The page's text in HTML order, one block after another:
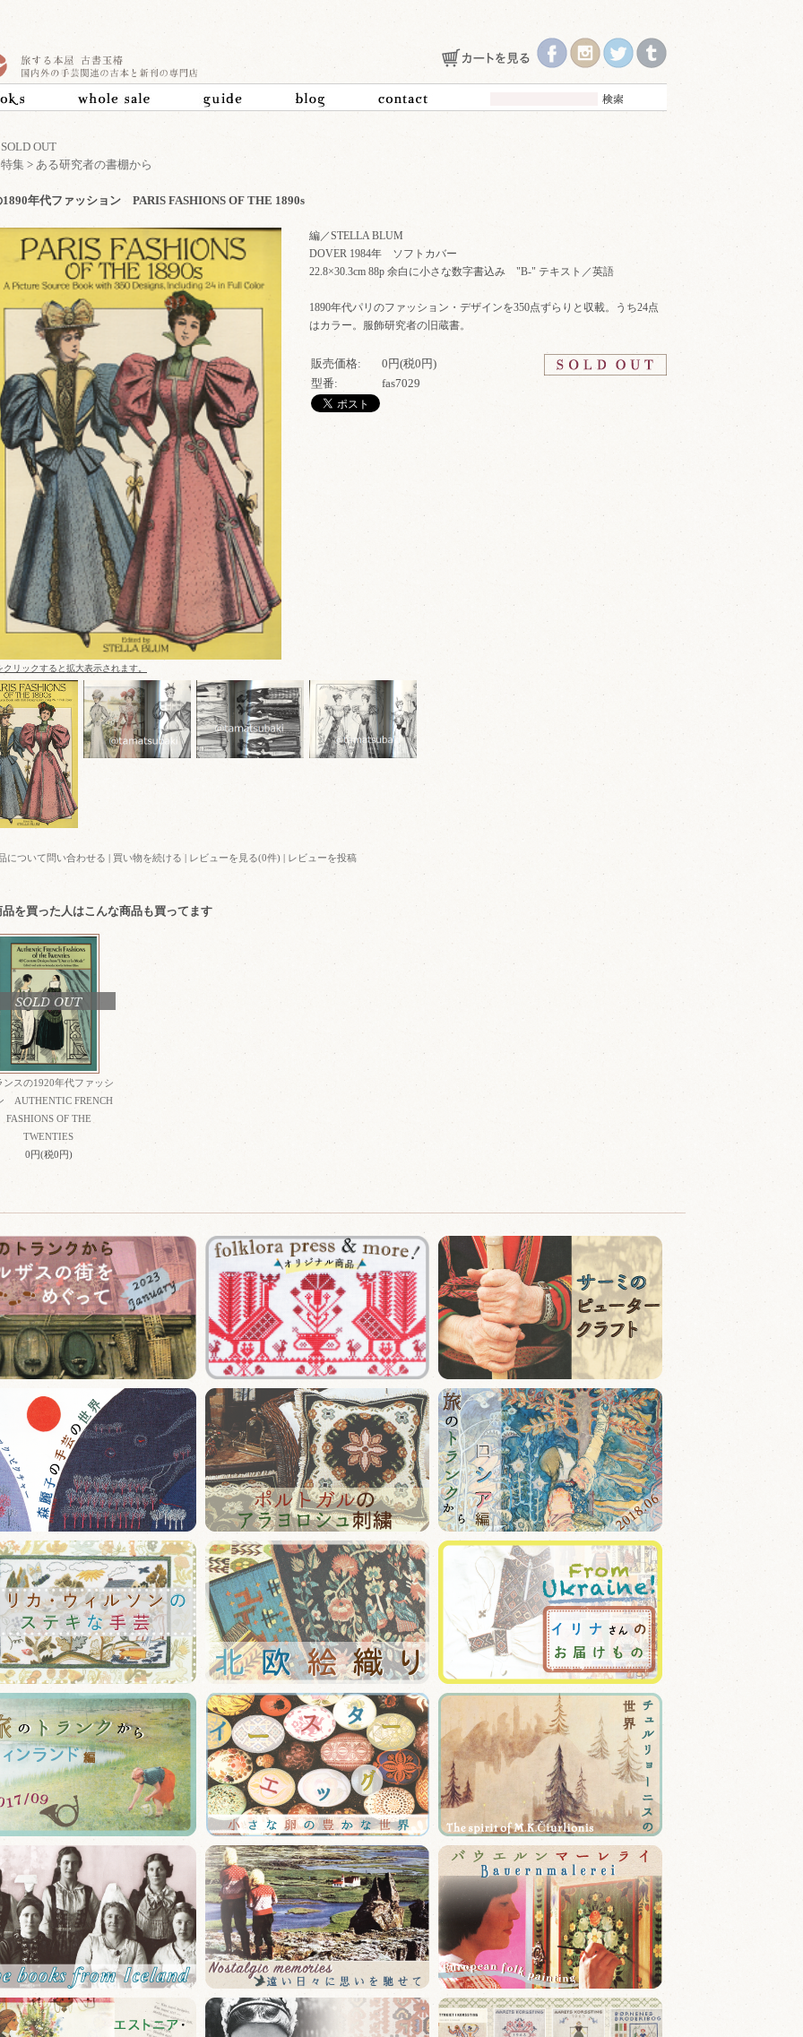
SOLD OUT
特集 > ある研究者の書棚から
1890年代ファッション PARIS FASHIONS OF THE 1890s
編／STELLA BLUM
DOVER 1984年 ソフトカバー
22.8×30.3cm 88p 余白に小さな数字書込み "B-" テキスト／英語
1890年代パリのファッション・デザインを350点ずらりと収載。うち24点
はカラー。服飾研究者の旧蔵書。
販売価格:
0円(税0円)
型番:
fas7029
リックすると拡大表示されます。
について問い合わせる 買い物を続ける レビューを見る(0件) レビューを投稿
品を買った人はこんな商品も買ってます
SOLD OUT
ンスの1920年代ファッシ
AUTHENTIC FRENCH
FASHIONS OF THE
TWENTIES
0円(税0円)